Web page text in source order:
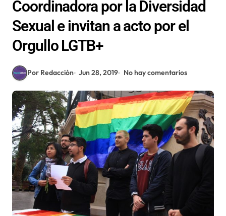
Coordinadora por la Diversidad
Sexual e invitan a acto por el
Orgullo LGTB+
Por Redacción Jun 28, 2019 No hay comentarios